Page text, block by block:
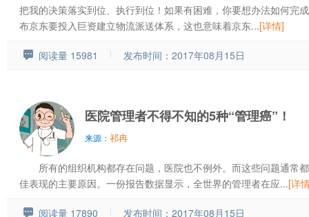
把我的决策落实到位、执行到位！如果有困难，你要想办法如何完
布京东要投入巨资建立物流派送体系，这也意味着京东...[详情]
阅读量 15981 发布时间：2017年08月15日
医院管理者不得不知的5种“管理癌”！
来源： 祁冉
所有的组织机构都存在问题，医院也不例外。而这些问题通常
佳表现的主要原因。一份报告数据显示，全世界的管理者在应...[详
阅读量 17890 发布时间：2017年08月15日